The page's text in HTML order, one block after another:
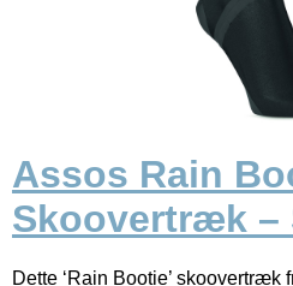
Assos Rain
Skoovertræk –
Dette ‘Rain Bootie’